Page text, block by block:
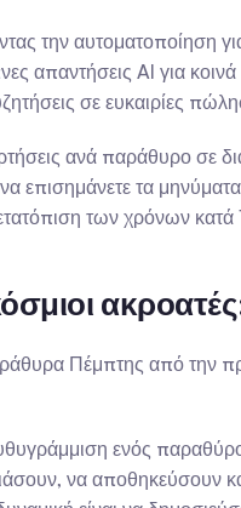
την αυτοματοποίηση
απαντήσεις AI για
σε ευκαιρίες
ανά παράθυρο σε
επισημάνετε τα
των χρόνων κατά
Πέμπτης από την
ενός
να αποθηκεύσουν